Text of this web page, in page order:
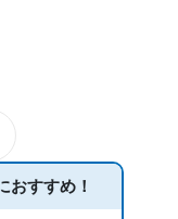
おすすめ！